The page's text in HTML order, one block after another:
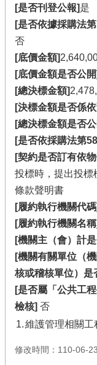
[是否刊登公報]是
[是否依據採購法
否
[底價金額]
[底價金額是否公
[總決標金額]
[決標金額是否係
[總決標金額是否
[是否依採購法第
[契約是否訂有依
投標時，提出投標
條款聲明書
[履約執行機關代
[履約執行機關名
[機關主（會）計
[機關有關單位（
核或稽核單位）是
[是否屬「公共工
檢核] 否
1.維護管理相關工
修改時間：110-06-23